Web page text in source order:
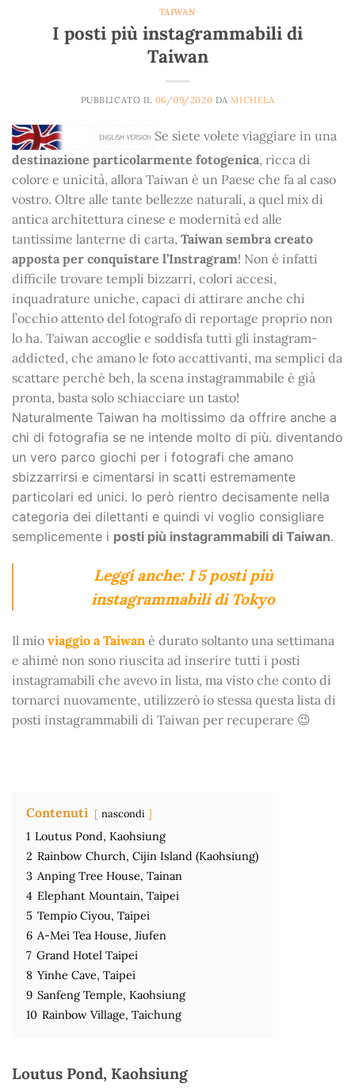
TAIWAN
I posti più instagrammabili di
Taiwan
PUBBLICATO IL 06/09/2020 DAMICHELA
Se siete volete viaggiare in una
destinazione particolarmente fotogenica, ricca di
colore e unicità, allora Taiwan è un Paese che fa al caso
vostro. Oltre alle tante bellezze naturali, a quel mix di
antica architettura cinese e modernità ed alle
tantissime lanterne di carta, Taiwan sembra creato
apposta per conquistare l’Instragram! Non è infatti
difficile trovare templi bizzarri, colori accesi,
inquadrature uniche, capaci di attirare anche chi
l’occhio attento del fotografo di reportage proprio non
lo ha. Taiwan accoglie e soddisfa tutti gli instagram-
addicted, che amano le foto accattivanti, ma semplici da
scattare perchè beh, la scena instagrammabile è già
pronta, basta solo schiacciare un tasto!
Naturalmente Taiwan ha moltissimo da offrire anche a
chi di fotografia se ne intende molto di più. diventando
un vero parco giochi per i fotografi che amano
sbizzarrirsi e cimentarsi in scatti estremamente
particolari ed unici. Io però rientro decisamente nella
categoria dei dilettanti e quindi vi voglio consigliare
semplicemente i posti più instagrammabili di Taiwan.
Leggi anche: I 5 posti più
instagrammabili di Tokyo
Il mio viaggio a Taiwan è durato soltanto una settimana
e ahimè non sono riuscita ad inserire tutti i posti
instagramabili che avevo in lista, ma visto che conto di
tornarci nuovamente, utilizzerò io stessa questa lista di
posti instagrammabili di Taiwan per recuperare 😉
Contenuti nascondi
1 Loutus Pond, Kaohsiung
2 Rainbow Church, Cijin Island (Kaohsiung)
3 Anping Tree House, Tainan
4 Elephant Mountain, Taipei
5 Tempio Ciyou, Taipei
6 A-Mei Tea House, Jiufen
7 Grand Hotel Taipei
8 Yinhe Cave, Taipei
9 Sanfeng Temple, Kaohsiung
10 Rainbow Village, Taichung
Loutus Pond, Kaohsiung